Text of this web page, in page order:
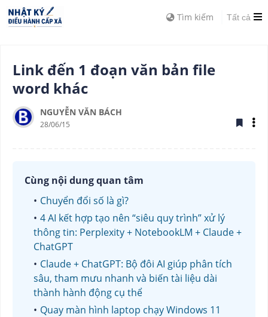
Tìm kiếm Tất cả
Link đến 1 đoạn văn bản file
word khác
NGUYỄN VĂN BÁCH
28/06/15
Cùng nội dung quan tâm
Chuyển đổi số là gì?
4 AI kết hợp tạo nên “siêu quy trình” xử lý
thông tin: Perplexity + NotebookLM + Claude +
ChatGPT
Claude + ChatGPT: Bộ đôi AI giúp phân tích
sâu, tham mưu nhanh và biến tài liệu dài
thành hành động cụ thể
Quay màn hình laptop chạy Windows 11